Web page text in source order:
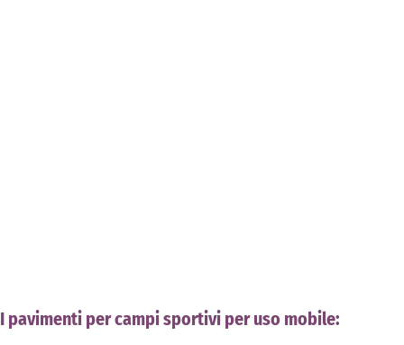
I pavimenti per campi sportivi per uso mobile: